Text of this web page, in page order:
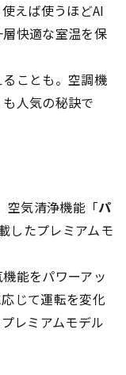
えば使うほどAI
快適な室温を保
ことも。空調機
人気の秘訣で
空気清浄機能「パ
したプレミアムモ
能をパワーアッ
じて運転を変化
レミアムモデル